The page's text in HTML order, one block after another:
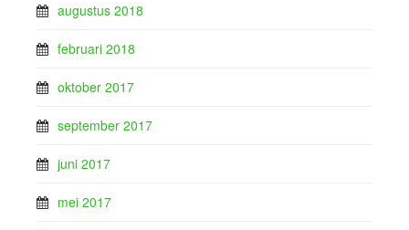
augustus 2018
februari 2018
oktober 2017
september 2017
juni 2017
mei 2017